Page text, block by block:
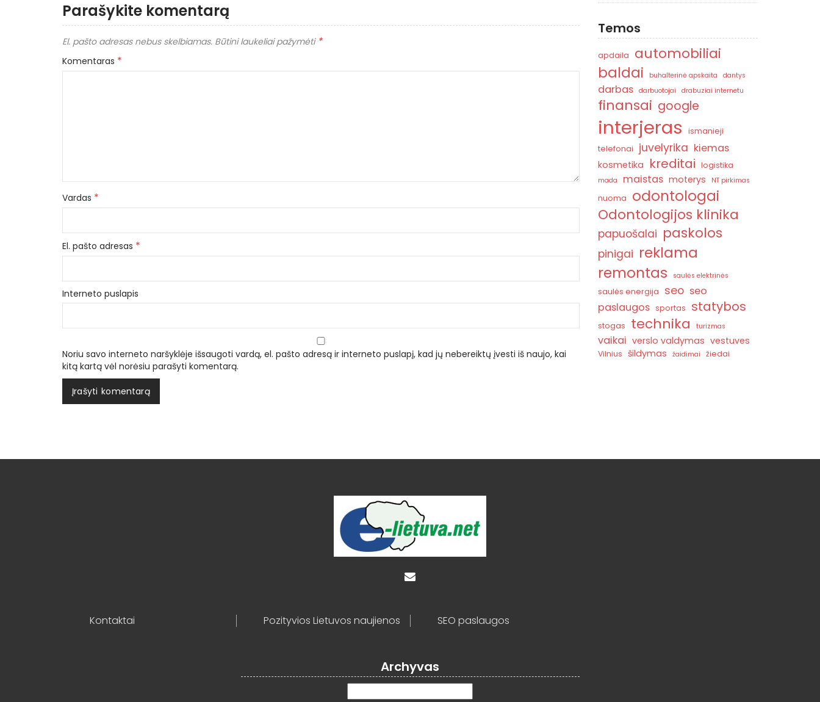
Parašykite komentarą
El. pašto adresas nebus skelbiamas. Būtini laukeliai pažymėti *
Komentaras *
Vardas *
El. pašto adresas *
Interneto puslapis
Noriu savo interneto naršyklėje išsaugoti vardą, el. pašto adresą ir interneto puslapį, kad jų nebereiktų įvesti iš naujo, kai
kitą kartą vėl norėsiu parašyti komentarą.
Temos
apdaila automobiliai
baldai buhalterinė apskaita dantys
darbas darbuotojai drabuziai internetu
finansai google
interjeras
ismanieji
telefonai
juvelyrika kiemas
kosmetika kreditai logistika
mada maistas moterys NT pirkimas
nuoma odontologai
Odontologijos klinika
papuošalai paskolos
pinigai reklama
remontas
saulės elektrinės
saulės energija seo seo
paslaugos sportas statybos
stogas technika turizmas
vaikai verslo valdymas vestuves
Vilnius šildymas žaidimai žiedai
Kontaktai Pozityvios Lietuvos naujienos SEO paslaugos
Archyvas